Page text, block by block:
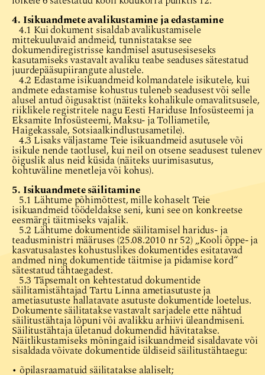
4. Isikuandmete avalikustamine ja edastamine
4.1 Kui dokument sisaldab avalikustamisele
mittekuuluvaid andmeid, tunnistatakse see
dokumendiregistrisse kandmisel asutusesiseseks
kasutamiseks vastavalt avaliku teabe seaduses sätestatud
juurdepääsupiirangute alustele.
4.2 Edastame isikuandmeid kolmandatele isikutele, kui
andmete edastamise kohustus tuleneb seadusest või selle
alusel antud õigusaktist (näiteks kohalikule omavalitsusele,
riiklikele registritele nagu Eesti Hariduse Infosüsteemi ja
Eksamite Infosüsteemi, Maksu- ja Tolliametile,
Haigekassale, Sotsiaalkindlustusametile).
4.3 Lisaks väljastame Teie isikuandmeid asutusele või
isikule nende taotlusel, kui neil on otsene seadusest tulenev
õiguslik alus neid küsida (näiteks uurimisasutus,
kohtuväline menetleja või kohus).
5. Isikuandmete säilitamine
5.1 Lähtume põhimõttest, mille kohaselt Teie
isikuandmeid töödeldakse seni, kuni see on konkreetse
eesmärgi täitmiseks vajalik.
5.2 Lähtume dokumentide säilitamisel haridus- ja
teadusministri määruses (25.08.2010 nr 52) „Kooli õppe- ja
kasvatusalastes kohustuslikes dokumentides esitatavad
andmed ning dokumentide täitmise ja pidamise kord“
sätestatud tähtaegadest.
5.3 Täpsemalt on kehtestatud dokumentide
säilitamistähtajad Tartu Linna ametiasutuste ja
ametiasutuste hallatavate asutuste dokumentide loetelus.
Dokumente säilitatakse vastavalt sarjadele ette nähtud
säilitustähtaja lõpuni või avalikku arhiivi üleandmiseni.
Säilitustähtaja ületanud dokumendid hävitatakse.
Näitlikustamiseks mõningaid isikuandmeid sisaldavate või
sisaldada võivate dokumentide üldiseid säilitustähtaegu:
• õpilasraamatuid säilitatakse alaliselt;